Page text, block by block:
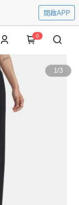
開啟APP
0
1/3